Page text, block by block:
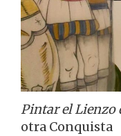
Pintar el Lienzo
otra Conquista